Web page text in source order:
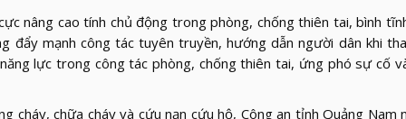
nâng cao tính chủ động trong phòng, chống thiên tai, bình
đẩy mạnh công tác tuyên truyền, hướng dẫn người dân khi
lực trong công tác phòng, chống thiên tai, ứng phó sự cố
cháy, chữa cháy và cứu nạn cứu hộ, Công an tỉnh Quảng Nam